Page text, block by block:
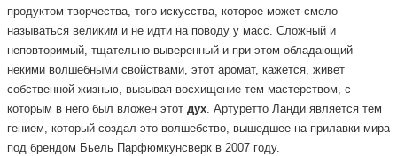
продуктом творчества, того искусства, которое может смело
называться великим и не идти на поводу у масс. Сложный и
неповторимый, тщательно выверенный и при этом обладающий
некими волшебными свойствами, этот аромат, кажется, живет
собственной жизнью, вызывая восхищение тем мастерством, с
которым в него был вложен этот дух. Артуретто Ланди является тем
гением, который создал это волшебство, вышедшее на прилавки мира
под брендом Бьель Парфюмкунсверк в 2007 году.